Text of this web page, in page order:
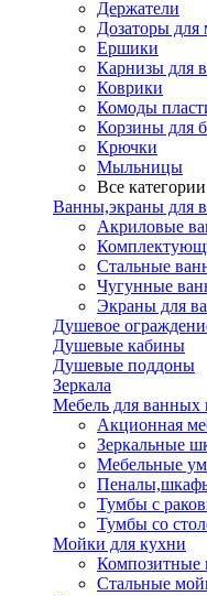
Держатели
Дозаторы для
Ершики
Карнизы для
Коврики
Комоды
Корзины для
Крючки
Мыльницы
Все
Ванны,экраны для
Акриловые
Стальные
Чугунные
Экраны для
Душевое
Душевые кабины
Душевые поддоны
Зеркала
Мебель для ванных
Акционная
Зеркальные
Мебельные
Тумбы с
Тумбы со
Мойки для кухни
Композитные
Стальные